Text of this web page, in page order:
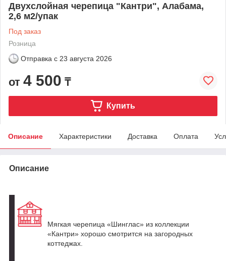
Двухслойная черепица "Кантри", Алабама,
2,6 м2/упак
Под заказ
Розница
Отправка с 23 августа 2026
от 4 500 ₸
Купить
Описание Характеристики Доставка Оплата
Описание
Мягкая черепица «Шинглас» из коллекции
«Кантри» хорошо смотрится на загородных
коттеджах.